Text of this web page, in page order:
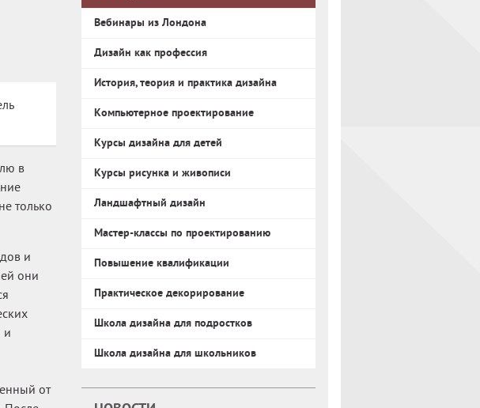
в
только
и
они
и
от
Вебинары из Лондона
Дизайн как профессия
История, теория и практика дизайна
Компьютерное проектирование
Курсы дизайна для детей
Курсы рисунка и живописи
Ландшафтный дизайн
Мастер-классы по проектированию
Повышение квалификации
Практическое декорирование
Школа дизайна для подростков
Школа дизайна для школьников